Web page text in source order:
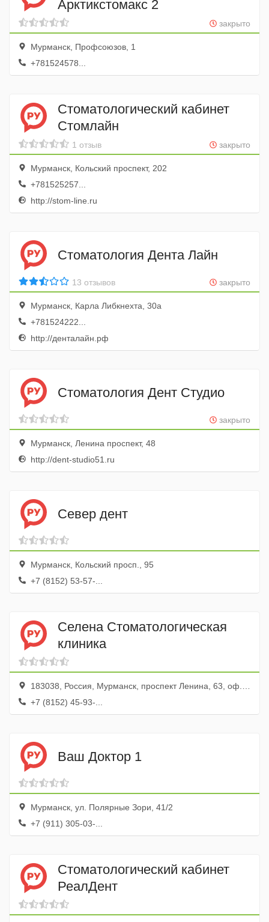
Арктикстомакс 2
закрыто
Мурманск, Профсоюзов, 1
+781524578...
Стоматологический кабинет
Стомлайн
закрыто
1 отзыв
Мурманск, Кольский проспект, 202
+781525257...
http://stom-line.ru
Стоматология Дента Лайн
закрыто
13 отзывов
Мурманск, Карла Либкнехта, 30а
+781524222...
http://денталайн.рф
Стоматология Дент Студио
закрыто
Мурманск, Ленина проспект, 48
http://dent-studio51.ru
Север дент
Мурманск, Кольский просп., 95
+7 (8152) 53-57-...
Селена Стоматологическая
клиника
183038, Россия, Мурманск, проспект Ленина, 63, оф. 86, 96
+7 (8152) 45-93-...
Ваш Доктор 1
Мурманск, ул. Полярные Зори, 41/2
+7 (911) 305-03-...
Стоматологический кабинет
РеалДент